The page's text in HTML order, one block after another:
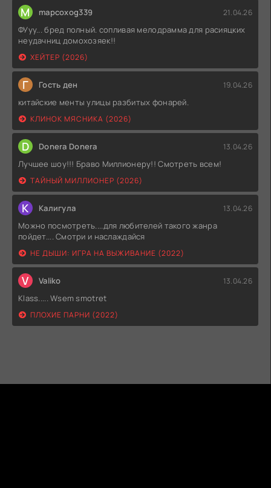
M mapcoxog339 21.04.26
ФУуу... бред полный. сопливая мелодрамма для расияцких
неудачниц домохозяек!!
ХЕЙТЕР (2026)
Г Гость ден 19.04.26
китайские менты улицы разбитых фонарей.
КЛИНОК МЯСНИКА (2026)
D Donera Donera 13.04.26
Лучшее шоу!!! Браво Миллионеру!! Смотреть всем!
ТАЙНЫЙ МИЛЛИОНЕР (2026)
К Калигула 13.04.26
Можно посмотреть....для любителей такого жанра
пойдет.... Смотри и наслаждайся
НЕ ДЫШИ: ИГРА НА ВЫЖИВАНИЕ (2022)
V Valiko 13.04.26
Klass..... Wsem smotret
ПЛОХИЕ ПАРНИ (2022)